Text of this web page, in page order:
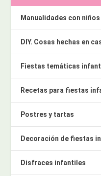
Manualidades con niños
DIY. Cosas hechas en
Fiestas temáticas
Recetas para fiestas
Postres y tartas
Decoración de fiestas
Disfraces infantiles